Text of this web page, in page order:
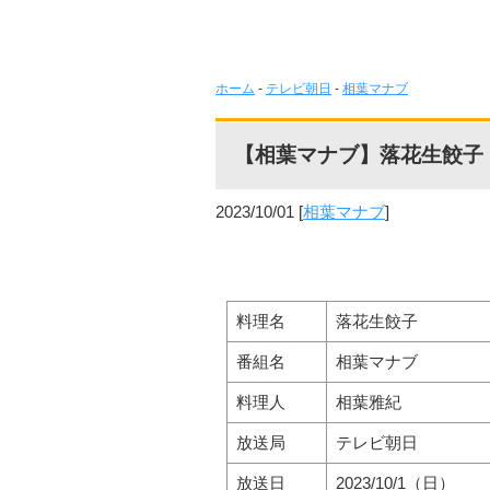
ホーム - テレビ朝日 - 相葉マナブ
【相葉マナブ】落花生餃子
2023/10/01 [相葉マナブ]
料理名 落花生餃子
番組名 相葉マナブ
料理人 相葉雅紀
放送局 テレビ朝日
放送日 2023/10/1（日）